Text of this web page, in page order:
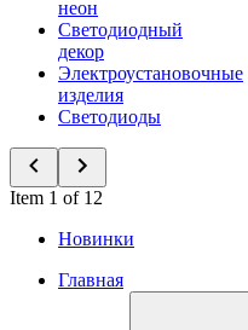
неон
Светодиодный
декор
Электроустановочные
изделия
Светодиоды
Item 1 of 12
Новинки
Главная